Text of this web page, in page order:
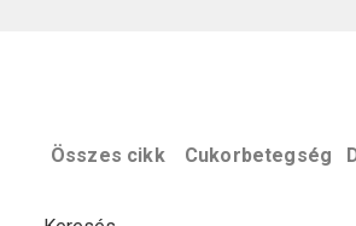
Összes cikk Cukorbetegség